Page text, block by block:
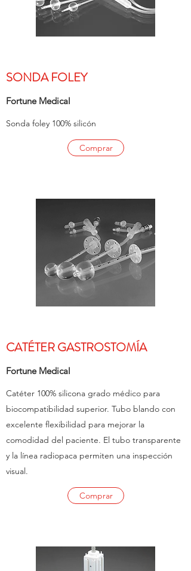
SONDA FOLEY
Fortune Medical
Sonda foley 100% silicón
Comprar
CATÉTER GASTROSTOMÍA
Fortune Medical
Catéter 100% silicona grado médico para
biocompatibilidad superior. Tubo blando con
excelente flexibilidad para mejorar la
comodidad del paciente. El tubo transparente
y la línea radiopaca permiten una inspección
visual.
Comprar